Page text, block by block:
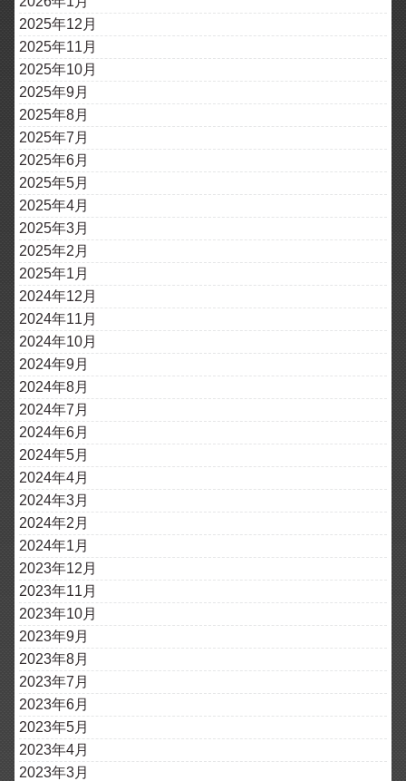
2025年12月
2025年11月
2025年10月
2025年9月
2025年8月
2025年7月
2025年6月
2025年5月
2025年4月
2025年3月
2025年2月
2025年1月
2024年12月
2024年11月
2024年10月
2024年9月
2024年8月
2024年7月
2024年6月
2024年5月
2024年4月
2024年3月
2024年2月
2024年1月
2023年12月
2023年11月
2023年10月
2023年9月
2023年8月
2023年7月
2023年6月
2023年5月
2023年4月
2023年3月